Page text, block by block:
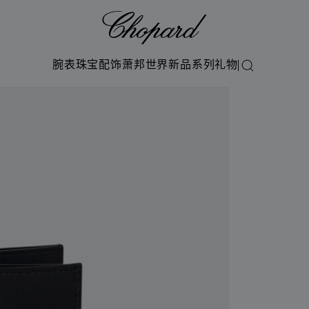
腕表珠宝配饰萧邦世界新品系列礼物搜索